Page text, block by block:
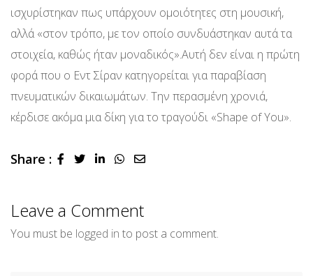
ισχυρίστηκαν πως υπάρχουν ομοιότητες στη μουσική,
αλλά «στον τρόπο, με τον οποίο συνδυάστηκαν αυτά τα
στοιχεία, καθώς ήταν μοναδικός».Αυτή δεν είναι η πρώτη
φορά που ο Εντ Σίραν κατηγορείται για παραβίαση
πνευματικών δικαιωμάτων. Την περασμένη χρονιά,
κέρδισε ακόμα μια δίκη για το τραγούδι «Shape of You».
Share : LinkedInWhatsapp
Share
Leave a Comment
You must be logged in to post a comment.